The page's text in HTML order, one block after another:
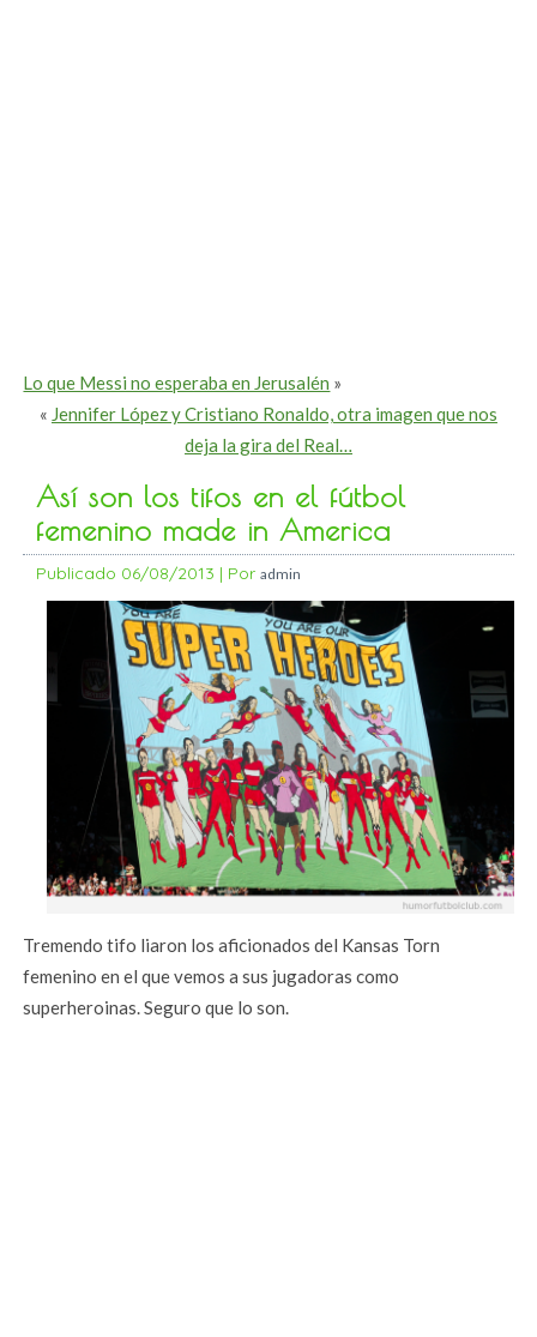
Lo que Messi no esperaba en Jerusalén »
« Jennifer López y Cristiano Ronaldo, otra imagen que nos
deja la gira del Real…
Así son los tifos en el fútbol
femenino made in America
Publicado 06/08/2013 | Por admin
Tremendo tifo liaron los aficionados del Kansas Torn
femenino en el que vemos a sus jugadoras como
superheroinas. Seguro que lo son.